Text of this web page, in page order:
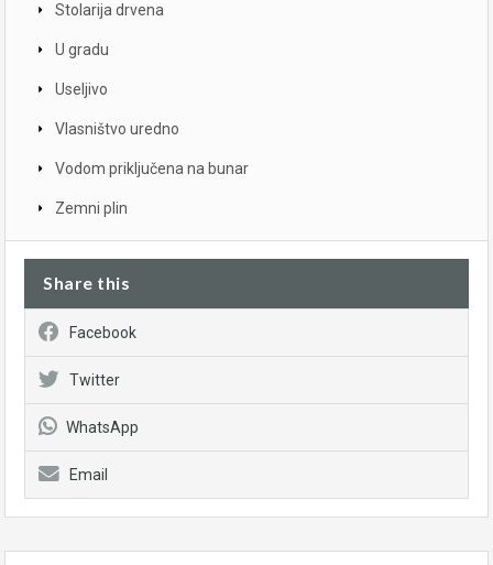
Stolarija drvena
U gradu
Useljivo
Vlasništvo uredno
Vodom priključena na bunar
Zemni plin
Share this
Facebook
Twitter
WhatsApp
Email